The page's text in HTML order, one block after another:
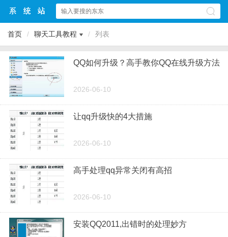
首页 / 聊天工具教程 / 列表
QQ如何升级？高手教你QQ在线升级方法
2026-06-10
让qq升级快的4大措施
2026-06-10
高手处理qq异常关闭有高招
2026-06-10
安装QQ2011,出错时的处理妙方